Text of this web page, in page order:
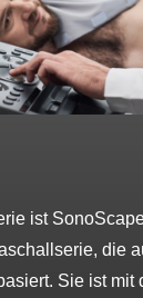
ist
die
Sie ist mit